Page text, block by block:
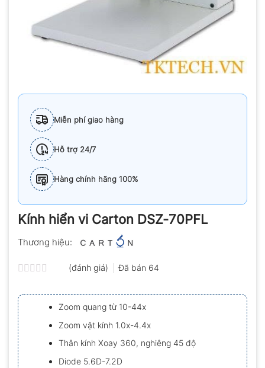
Miễn phí giao hàng
Hỗ trợ 24/7
Hàng chính hãng 100%
Kính hiển vi Carton DSZ-70PFL
Thương hiệu:
xếp
hạng
0.0
5
sao
(đánh giá) Đã bán 64
Zoom quang từ 10-44x
Zoom vật kính 1.0x-4.4x
Thân kính Xoay 360, nghiêng 45 độ
Diode 5.6D-7.2D